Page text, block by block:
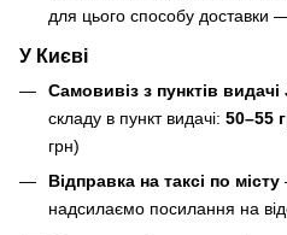
для цього способу доставки
У Києві
Самовивіз з пунктів
складу в пункт видачі: 50–55
грн)
Відправка на таксі по місту
надсилаємо посилання на